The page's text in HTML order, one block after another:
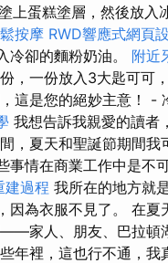
上蛋糕塗層，然後放入
按摩 RWD響應式網頁
冷卻的麵粉奶油。 附近
，一份放入3大匙可可
這是您的絕妙主意！ -
我想告訴我親愛的讀者
，夏天和聖誕節期間我
事情在商業工作中是不
建過程 我所在的地方就
因為衣服不見了。 在夏
家人、朋友、巴拉頓
年裡，這也行不通，我